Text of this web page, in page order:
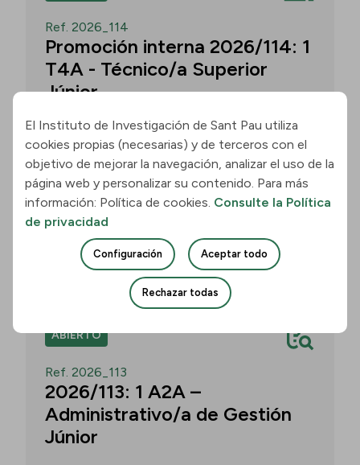
Ref. 2026_114
Promoción interna 2026/114: 1
T4A - Técnico/a Superior
Júnior
Convocatoria para un/a T4A - Técnico/a
Superior Júnior en el grupo
Neurobiología de las Demencias -
Multilingual Aphasia & Dementia
Research Lab. Plazo: 11 de agosto de
2026, 15:00 h.
Unirse
ABIERTO
Ref. 2026_113
2026/113: 1 A2A –
Administrativo/a de Gestión
Júnior
El Instituto de Investigación de Sant Pau utiliza
cookies propias (necesarias) y de terceros con el
objetivo de mejorar la navegación, analizar el uso de la
página web y personalizar su contenido. Para más
información: Política de cookies. Consulte la Política
de privacidad
Configuración Aceptar todo
Rechazar todas